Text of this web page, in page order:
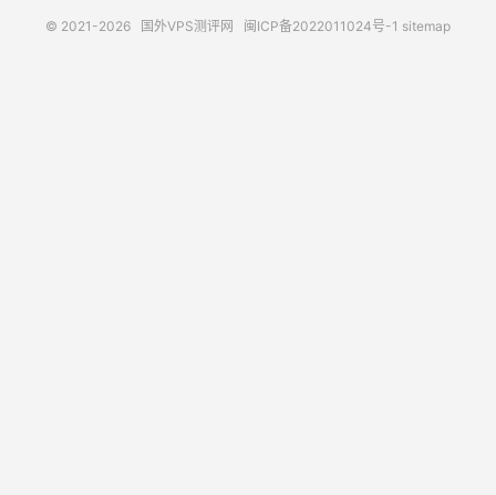
© 2021-2026 国外VPS测评网 闽ICP备2022011024号-1 sitemap